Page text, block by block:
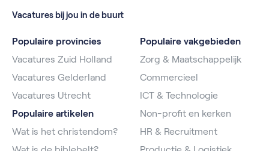
Vacatures bij jou in de buurt
Populaire provincies
Vacatures Zuid Holland
Vacatures Gelderland
Vacatures Utrecht
Populaire artikelen
Wat is het christendom?
Populaire vakgebieden
Zorg & Maatschappelijk
Commercieel
ICT & Technologie
Non-profit en kerken
HR & Recruitment